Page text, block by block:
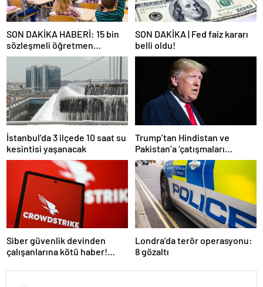
SON DAKİKA HABERİ: 15 bin
sözleşmeli öğretmen
atamasında sözlü sınava hak
kazanan adaylar açıklandı
SON DAKİKA | Fed faiz kararı
belli oldu!
İstanbul’da 3 ilçede 10 saat su
kesintisi yaşanacak
Trump’tan Hindistan ve
Pakistan’a ‘çatışmaları
durdurun’ çağrısı
Siber güvenlik devinden
çalışanlarına kötü haber!
Londra’da terör operasyonu:
8 gözaltı